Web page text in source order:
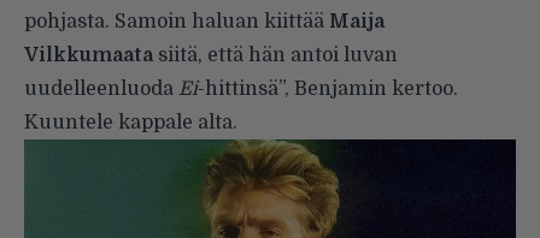
pohjasta. Samoin haluan kiittää Maija
Vilkkumaatasiitä, että hän antoi luvan
uudelleenluoda Ei-hittinsä”, Benjamin kertoo.
Kuuntele kappale alta.